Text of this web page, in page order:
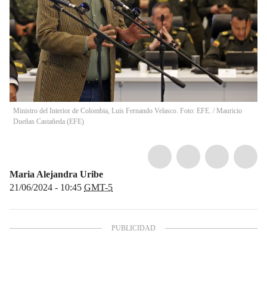
Ministro del Interior de Colombia, Luis Fernando Velasco. Foto: EFE. / Mauricio
Dueñas Castañeda (EFE)
Maria Alejandra Uribe
21/06/2024 - 10:45 GMT-5